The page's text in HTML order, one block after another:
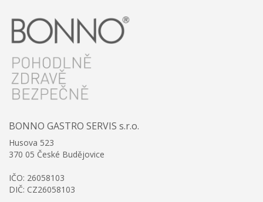
BONNO GASTRO SERVIS s.r.o.
Husova 523
370 05 České Budějovice
IČO: 26058103
DIČ: CZ26058103